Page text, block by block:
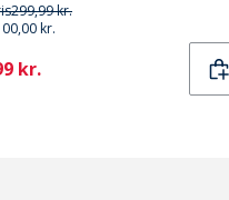
299,99 kr.
kr.
kr.